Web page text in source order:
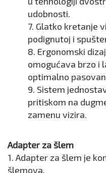
udobnosti.
7. Glatko kretanje
podignutoj i
8. Ergonomski
omogućava brzo i
optimalno
9. Sistem
pritiskom na
zamenu vizira.
Adapter za šlem
1. Adapter za šlem je
šlemova.